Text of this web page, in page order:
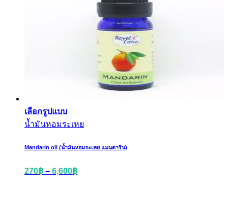
เลือกรูปแบบ
น้ำมันหอมระเหย
Mandarin oil (น้ำมันหอมระเหย แมนดาริน)
270฿ – 6,600฿